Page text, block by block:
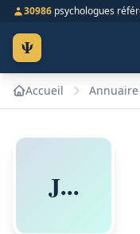
30986 psychologues
Ψ
Accueil Annuaire
J...